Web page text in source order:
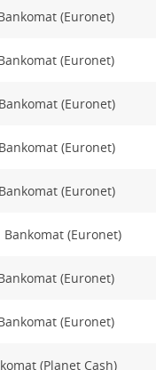
(Euronet)
(Euronet)
Bankomat (Euronet)
Bankomat (Euronet)
Bankomat (Euronet)
Bankomat (Euronet)
(Euronet)
(Euronet)
(Planet Cash)